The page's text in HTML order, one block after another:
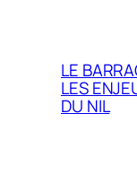
LE
LES
DU NIL